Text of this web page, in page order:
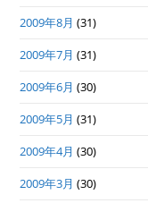
2009年8月 (31)
2009年7月 (31)
2009年6月 (30)
2009年5月 (31)
2009年4月 (30)
2009年3月 (30)